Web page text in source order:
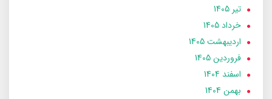
تير 1405
خرداد 1405
ارديبهشت 1405
فروردین 1405
اسفند 1404
بهمن 1404